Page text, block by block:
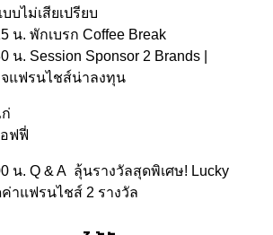
ไม่เสียเปรียบ
น. พักเบรก Coffee Break
น. Session Sponsor 2 Brands |
แฟรนไชส์น่าลงทุน
ฟฟี่
น. Q & A ลุ้นรางวัลสุดพิเศษ! Lucky
าแฟรนไชส์ 2 รางวัล